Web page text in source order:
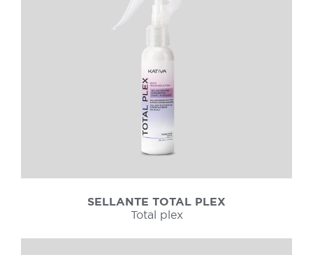
SELLANTE TOTAL PLEX
Total plex